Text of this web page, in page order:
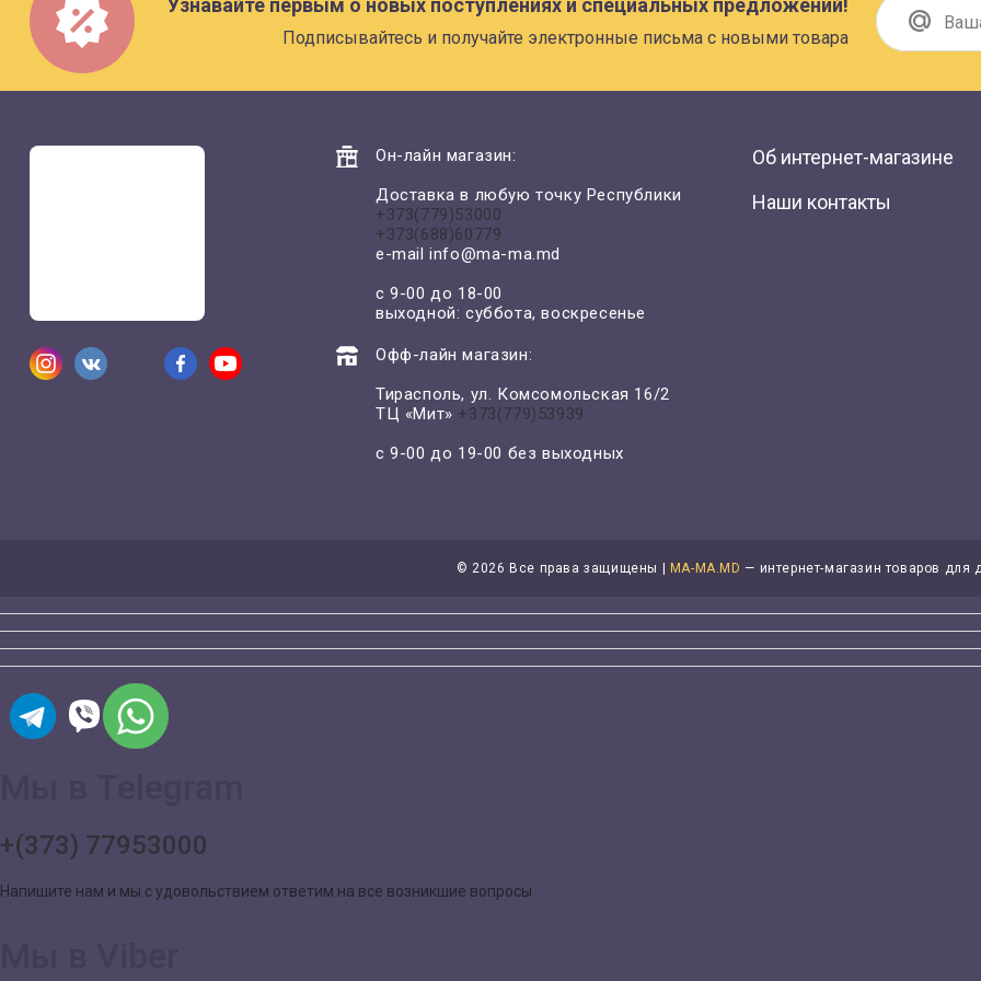
Узнавайте первым о новых поступлениях и специальных предложений!
Подписывайтесь и получайте электронные письма с новыми товара
Он-лайн магазин:
Доставка в любую точку Республики
+373(779)53000
+373(688)60779
e-mailinfo@ma-ma.md
с 9-00 до 18-00
выходной: суббота, воскресенье
Офф-лайн магазин:
Тирасполь, ул. Комсомольская 16/2
ТЦ «Мит» +373(779)53939
с 9-00 до 19-00 без выходных
Об интернет-магазине
Наши контакты
© 2026 Все права защищены | MA-MA.MD — интернет-магазин товаров для
+(373) 77953000
Напишите нам и мы с удовольствием ответим на все возникшие вопросы